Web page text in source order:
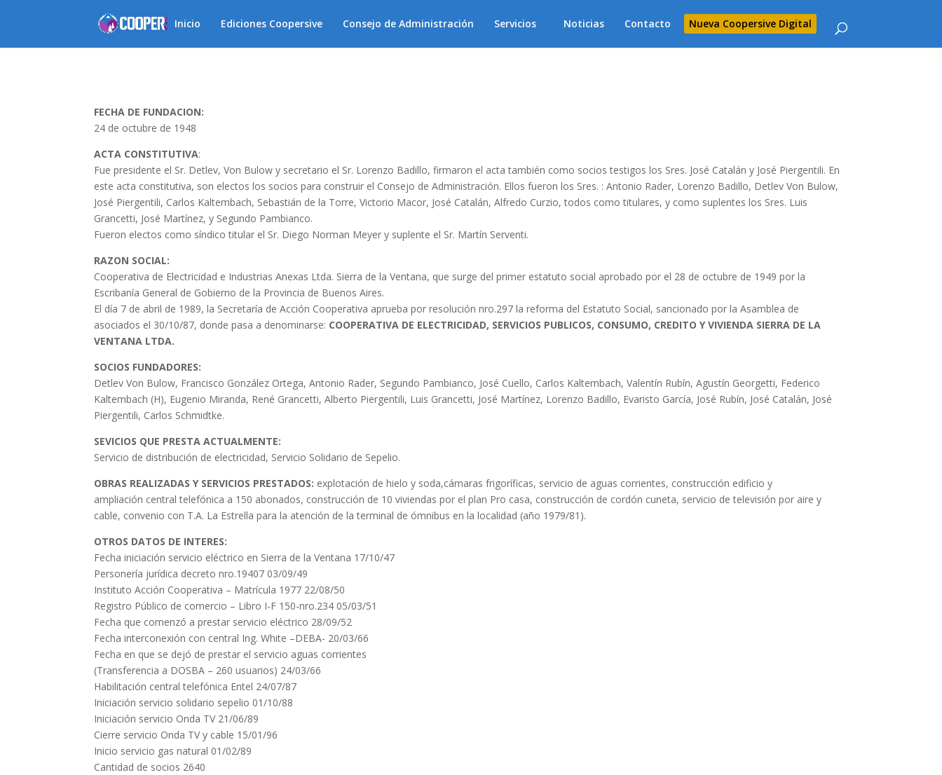
Inicio Ediciones Coopersive Consejo de Administración Servicios Noticias Contacto Nueva Coopersive Digital
FECHA DE FUNDACION:
24 de octubre de 1948
ACTA CONSTITUTIVA:
Fue presidente el Sr. Detlev, Von Bulow y secretario el Sr. Lorenzo Badillo, firmaron el acta también como socios testigos los Sres. José Catalán y José Piergentili. En
este acta constitutiva, son electos los socios para construir el Consejo de Administración. Ellos fueron los Sres. : Antonio Rader, Lorenzo Badillo, Detlev Von Bulow,
José Piergentili, Carlos Kaltembach, Sebastián de la Torre, Victorio Macor, José Catalán, Alfredo Curzio, todos como titulares, y como suplentes los Sres. Luis
Grancetti, José Martínez, y Segundo Pambianco.
Fueron electos como síndico titular el Sr. Diego Norman Meyer y suplente el Sr. Martín Serventi.
RAZON SOCIAL:
Cooperativa de Electricidad e Industrias Anexas Ltda. Sierra de la Ventana, que surge del primer estatuto social aprobado por el 28 de octubre de 1949 por la
Escribanía General de Gobierno de la Provincia de Buenos Aires.
El día 7 de abril de 1989, la Secretaría de Acción Cooperativa aprueba por resolución nro.297 la reforma del Estatuto Social, sancionado por la Asamblea de
asociados el 30/10/87, donde pasa a denominarse: COOPERATIVA DE ELECTRICIDAD, SERVICIOS PUBLICOS, CONSUMO, CREDITO Y VIVIENDA SIERRA DE LA
VENTANA LTDA.
SOCIOS FUNDADORES:
Detlev Von Bulow, Francisco González Ortega, Antonio Rader, Segundo Pambianco, José Cuello, Carlos Kaltembach, Valentín Rubín, Agustín Georgetti, Federico
Kaltembach (H), Eugenio Miranda, René Grancetti, Alberto Piergentili, Luis Grancetti, José Martínez, Lorenzo Badillo, Evaristo García, José Rubín, José Catalán, José
Piergentili, Carlos Schmidtke.
SEVICIOS QUE PRESTA ACTUALMENTE:
Servicio de distribución de electricidad, Servicio Solidario de Sepelio.
OBRAS REALIZADAS Y SERVICIOS PRESTADOS: explotación de hielo y soda,cámaras frigoríficas, servicio de aguas corrientes, construcción edificio y
ampliación central telefónica a 150 abonados, construcción de 10 viviendas por el plan Pro casa, construcción de cordón cuneta, servicio de televisión por aire y
cable, convenio con T.A. La Estrella para la atención de la terminal de ómnibus en la localidad (año 1979/81).
OTROS DATOS DE INTERES:
Fecha iniciación servicio eléctrico en Sierra de la Ventana 17/10/47
Personería jurídica decreto nro.19407 03/09/49
Instituto Acción Cooperativa – Matrícula 1977 22/08/50
Registro Público de comercio – Libro I-F 150-nro.234 05/03/51
Fecha que comenzó a prestar servicio eléctrico 28/09/52
Fecha interconexión con central Ing. White –DEBA- 20/03/66
Fecha en que se dejó de prestar el servicio aguas corrientes
(Transferencia a DOSBA – 260 usuarios) 24/03/66
Habilitación central telefónica Entel 24/07/87
Iniciación servicio solidario sepelio 01/10/88
Iniciación servicio Onda TV 21/06/89
Cierre servicio Onda TV y cable 15/01/96
Inicio servicio gas natural 01/02/89
Cantidad de socios 2640